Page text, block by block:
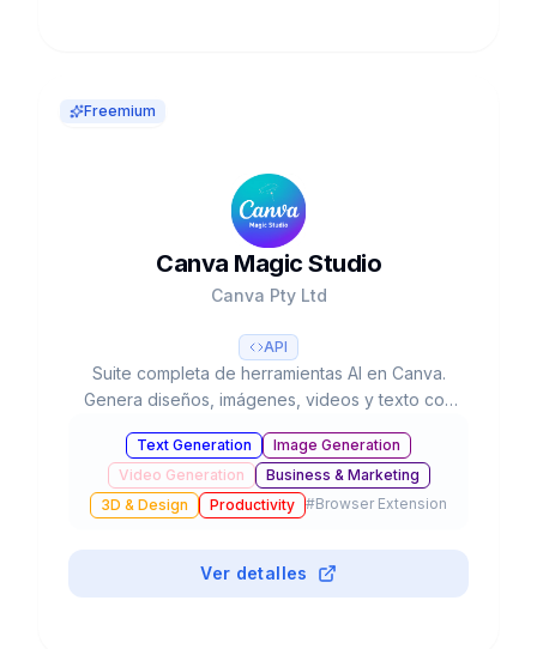
Freemium
Canva Magic Studio
Canva Pty Ltd
API
Suite completa de herramientas AI en Canva.
Genera diseños, imágenes, videos y texto con
en $42B.
Text Generation
Image Generation
Video Generation
Business & Marketing
3D & Design
Productivity #Browser Extension
Ver detalles